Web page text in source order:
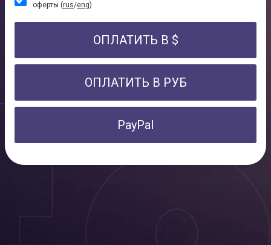
оферты (rus/eng)
ОПЛАТИТЬ В $
ОПЛАТИТЬ В РУБ
PayPal